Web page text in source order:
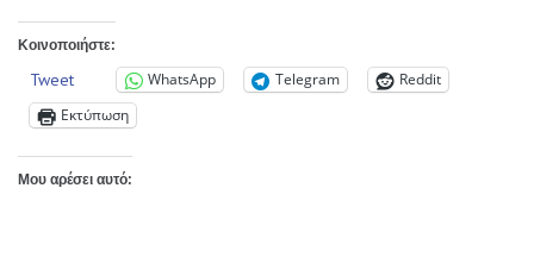
Κοινοποιήστε:
Tweet WhatsApp Telegram
Reddit
Εκτύπωση
Μου αρέσει αυτό: